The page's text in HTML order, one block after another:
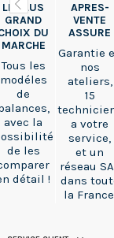
LE PLUS
GRAND
DU
MARCHE
Tous les
modéles
de
avec la
de les
détail !
APRES-
VENTE
ASSURE
Garantie
nos
ateliers,
15
a votre
service,
et un
réseau
dans
la